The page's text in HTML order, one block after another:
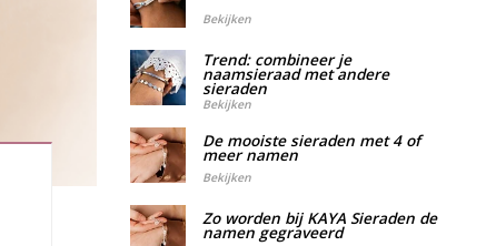
Bekijken
Trend: combineer je
naamsieraad met andere
sieraden
Bekijken
De mooiste sieraden met 4 of
meer namen
Bekijken
Zo worden bij KAYA Sieraden de
namen gegraveerd